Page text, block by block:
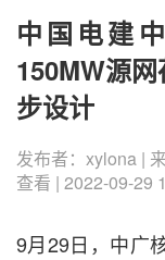
中国电建
150MW源
步设计
发布者：xylona |
查看 | 2022-09-29
9月29日，中广